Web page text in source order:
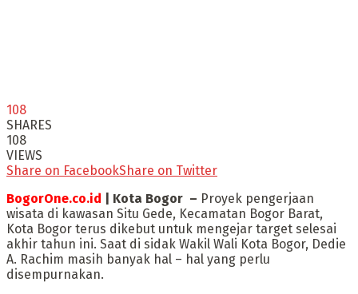
108
SHARES
108
VIEWS
Share on FacebookShare on Twitter
BogorOne.co.id
| Kota Bogor – Proyek pengerjaan
wisata di kawasan Situ Gede, Kecamatan Bogor Barat,
Kota Bogor terus dikebut untuk mengejar target selesai
akhir tahun ini. Saat di sidak Wakil Wali Kota Bogor, Dedie
A. Rachim masih banyak hal – hal yang perlu
disempurnakan.